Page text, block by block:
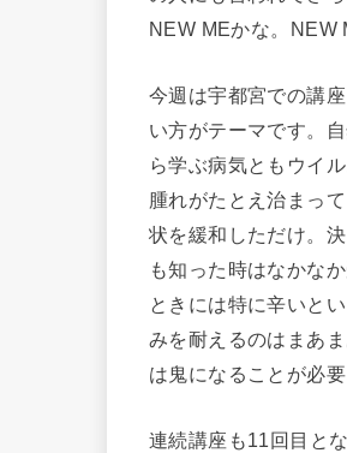
NEW MEかな。NEW
今週は宇都宮での講
い方がテーマです。
ら学ぶ病気ともウイ
腫れがたとえ治まっ
状を緩和しただけ。
も知った時はなかな
ときには特に辛いと
みを耐えるのはまあ
は鬼になることが必
連続講座も11回目と